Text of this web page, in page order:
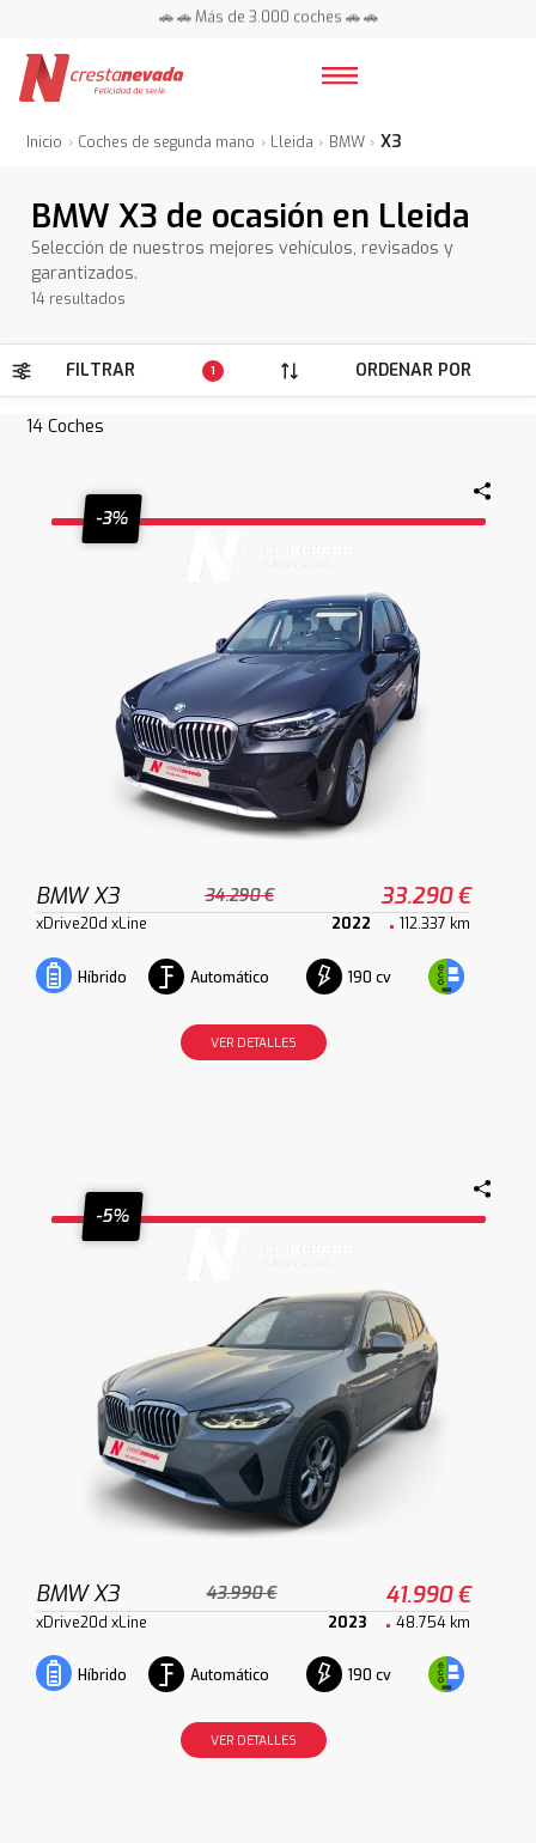
📍 Centros en toda España ⭐
📍 Centros en toda España ⭐
Inicio Coches de segunda mano Lleida BMW X3
BMW X3 de ocasión en Lleida
Selección de nuestros mejores vehículos, revisados y
garantizados.
14 resultados
FILTRAR 1 ORDENAR POR
14 Coches
-3%
BMW X3 34.290 € 33.290 €
xDrive20d xLine 2022 112.337 km
Híbrido Automático 190 cv
VER DETALLES
-5%
BMW X3 43.990 € 41.990 €
xDrive20d xLine 2023 48.754 km
Híbrido Automático 190 cv
VER DETALLES